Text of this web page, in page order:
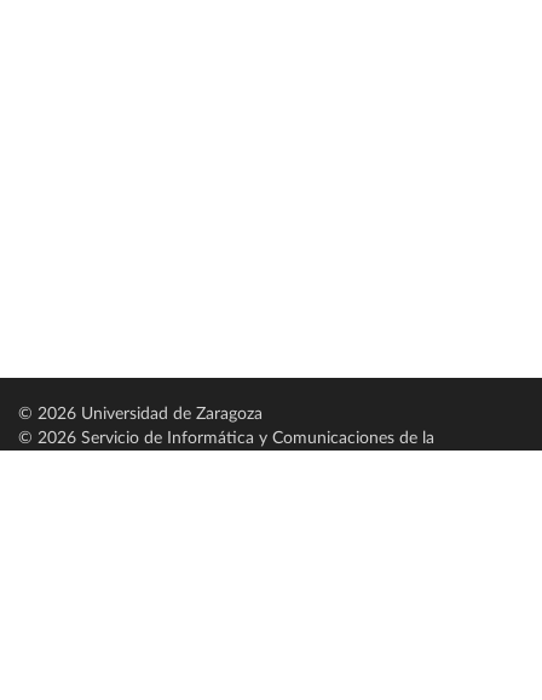
© 2026 Universidad de Zaragoza
© 2026 Servicio de Informática y Comunicaciones de la